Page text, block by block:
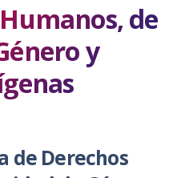
de
y
de Derechos